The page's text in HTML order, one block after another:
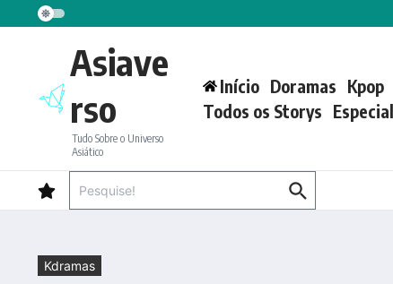
Ir para o conteúdo
Asiave
rso
Tudo Sobre o Universo
Asiático
Início Doramas Kpop
Todos os Storys
Kdramas